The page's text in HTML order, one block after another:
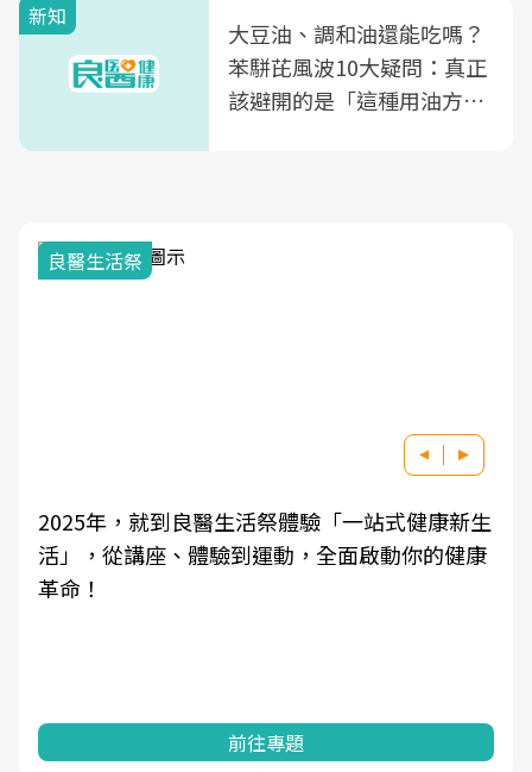
新知
大豆油、調和油還能吃嗎？
苯駢芘風波10大疑問：真正
該避開的是「這種用油方
良醫生活祭
2025年，就到良醫生活祭體驗「一站式健康新生
活」，從講座、體驗到運動，全面啟動你的健康
革命！
前往專題